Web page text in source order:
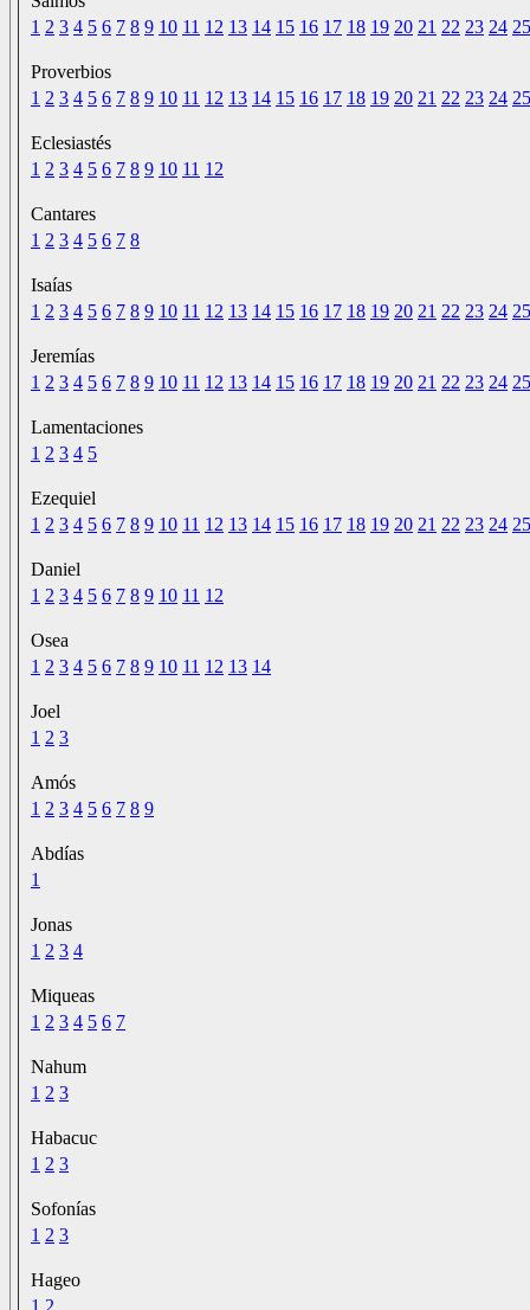
1 2 3 4 5 6 7 8 9 10 11 12 13 14 15 16 17 18 19 20 21 22 23 24 25
Proverbios
1 2 3 4 5 6 7 8 9 10 11 12 13 14 15 16 17 18 19 20 21 22 23 24 25
Eclesiastés
1 2 3 4 5 6 7 8 9 10 11 12
Cantares
1 2 3 4 5 6 7 8
Isaías
1 2 3 4 5 6 7 8 9 10 11 12 13 14 15 16 17 18 19 20 21 22 23 24 25
Jeremías
1 2 3 4 5 6 7 8 9 10 11 12 13 14 15 16 17 18 19 20 21 22 23 24 25
Lamentaciones
1 2 3 4 5
Ezequiel
1 2 3 4 5 6 7 8 9 10 11 12 13 14 15 16 17 18 19 20 21 22 23 24 25
Daniel
1 2 3 4 5 6 7 8 9 10 11 12
Osea
1 2 3 4 5 6 7 8 9 10 11 12 13 14
Joel
1 2 3
Amós
1 2 3 4 5 6 7 8 9
Abdías
1
Jonas
1 2 3 4
Miqueas
1 2 3 4 5 6 7
Nahum
1 2 3
Habacuc
1 2 3
Sofonías
1 2 3
Hageo
1 2